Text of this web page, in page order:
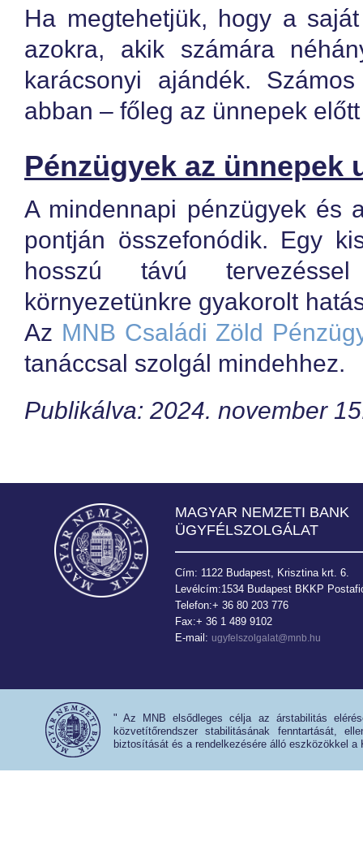
Ha megtehetjük, hogy a
azokra, akik számára
karácsonyi ajándék.
abban – főleg az ünnepek
Pénzügyek az ünnepek
A mindennapi pénzügyek és
pontján összefonódik. Egy
hosszú távú
környezetünkre gyakorolt
Az MNB Családi Zöld
tanáccsal szolgál mindehhez.
Publikálva: 2024. november
MAGYAR NEMZETI BANK
ÜGYFÉLSZOLGÁLAT
Cím: 1122 Budapest, Krisztina krt. 6.
Levélcím:1534 Budapest BKKP
Telefon:+ 36 80 203 776
Fax:+ 36 1 489 9102
E-mail: ugyfelszolgalat@mnb.hu
" Az MNB elsődleges célja az árstabilitás
közvetítőrendszer stabilitásának fenntartását,
biztosítását és a rendelkezésére álló eszközökkel a